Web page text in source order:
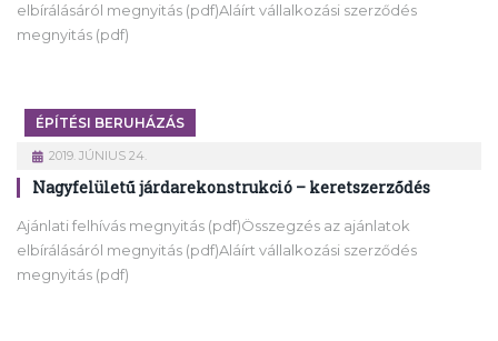
elbírálásáról megnyitás (pdf)Aláírt vállalkozási szerződés
megnyitás (pdf)
ÉPÍTÉSI BERUHÁZÁS
2019. JÚNIUS 24.
Nagyfelületű járdarekonstrukció – keretszerződés
Ajánlati felhívás megnyitás (pdf)Összegzés az ajánlatok
elbírálásáról megnyitás (pdf)Aláírt vállalkozási szerződés
megnyitás (pdf)